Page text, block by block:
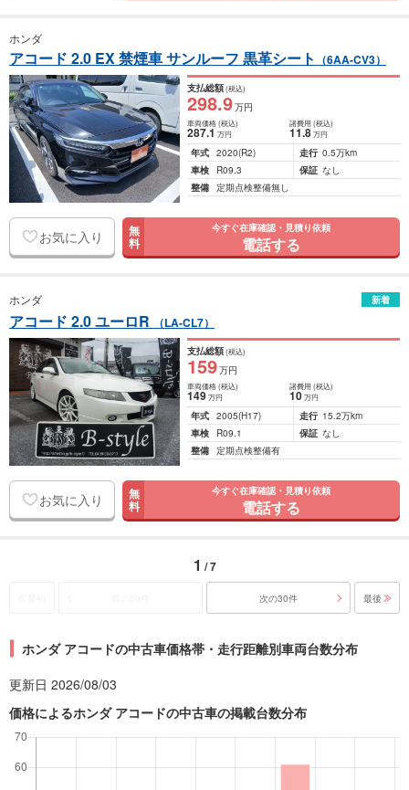
ホンダ
アコード 2.0 EX 禁煙車 サンルーフ 黒革シート （6AA-CV3）
支払総額(税込)
298.9万円
車両価格(税込)
287.1万円
諸費用 (税込)
11.8 万円
年式 2020(R2) 走行 0.5万km
車検
R09.3 保証 なし
整備 定期点検整備無し
お気に入り 無
料
今すぐ在庫確認・見積り依頼
電話する
ホンダ 新着
アコード 2.0 ユーロR （LA-CL7）
支払総額(税込)
159万円
車両価格(税込)
149万円
諸費用 (税込)
10 万円
年式 2005(H17) 走行 15.2万km
車検
R09.1 保証 なし
整備 定期点検整備有
お気に入り 無
料
今すぐ在庫確認・見積り依頼
電話する
1 / 7
次の30件 最後
ホンダ アコードの中古車価格帯・走行距離別車両台数分布
更新日 2026/08/03
価格によるホンダ アコードの中古車の掲載台数分布